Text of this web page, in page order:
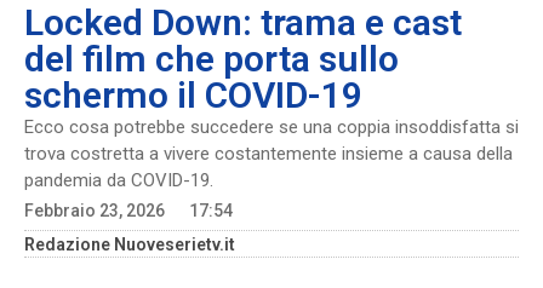
Locked Down: trama e cast
del film che porta sullo
schermo il COVID-19
Ecco cosa potrebbe succedere se una coppia insoddisfatta si
trova costretta a vivere costantemente insieme a causa della
pandemia da COVID-19.
Febbraio 23, 2026
17:54
Redazione Nuoveserietv.it